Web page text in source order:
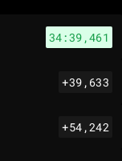
34:39,461
+39,633
+54,242